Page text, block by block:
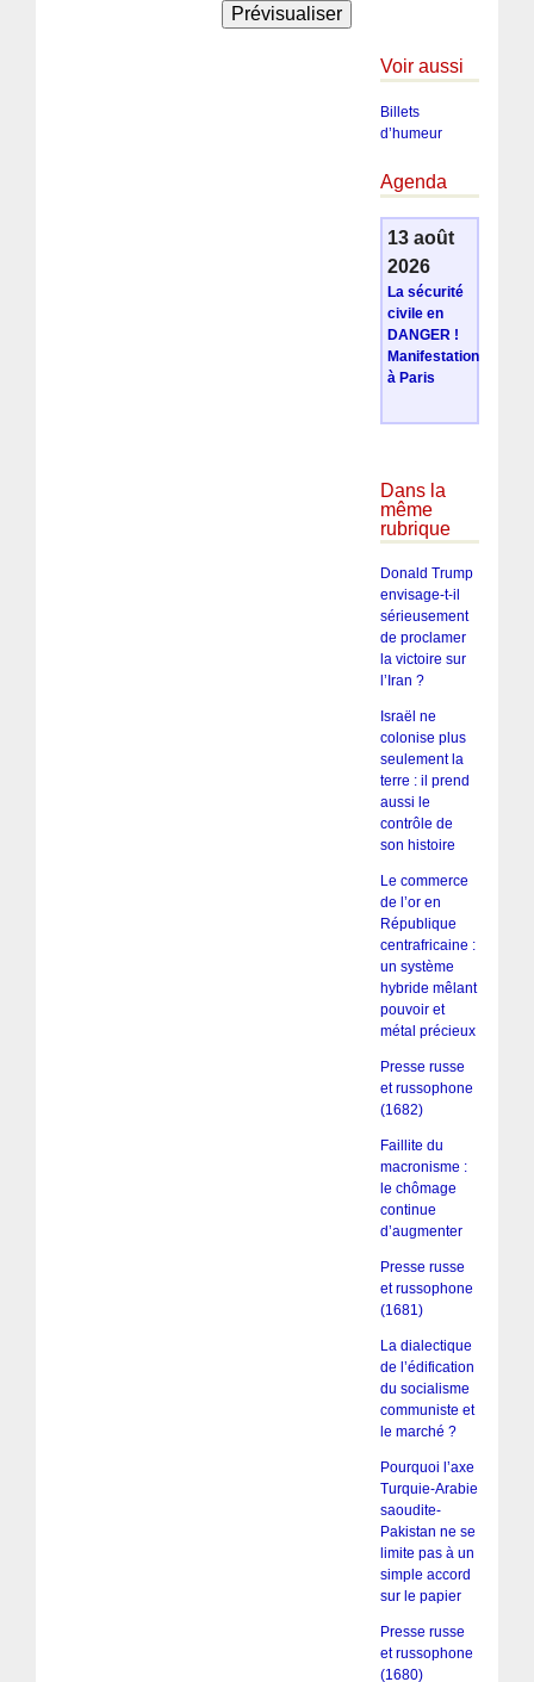
Voir aussi
Billets
d’humeur
Agenda
13 août
2026
La sécurité
civile en
DANGER !
Manifestation
à Paris
Dans la
même
rubrique
Donald Trump
envisage-t-il
sérieusement
de proclamer
la victoire sur
l’Iran ?
Israël ne
colonise plus
seulement la
terre : il prend
aussi le
contrôle de
son histoire
Le commerce
de l’or en
République
centrafricaine :
un système
hybride mêlant
pouvoir et
métal précieux
Presse russe
et russophone
(1682)
Faillite du
macronisme :
le chômage
continue
d’augmenter
Presse russe
et russophone
(1681)
La dialectique
de l’édification
du socialisme
communiste et
le marché ?
Pourquoi l’axe
Turquie-Arabie
saoudite-
Pakistan ne se
limite pas à un
simple accord
sur le papier
Presse russe
et russophone
(1680)